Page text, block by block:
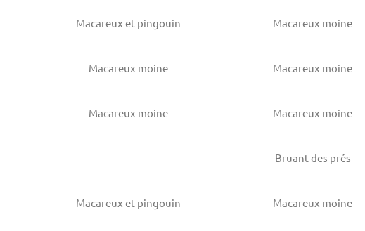
Macareux et pingouin Macareux moine
Macareux moine Macareux moine
Macareux moine Macareux moine
Bruant des prés
Macareux et pingouin Macareux moine